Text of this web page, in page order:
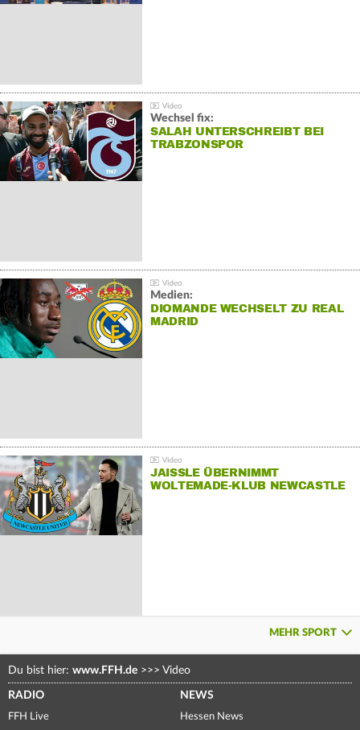
Wechsel fix:
SALAH UNTERSCHREIBT BEI
TRABZONSPOR
Medien:
DIOMANDE WECHSELT ZU REAL
MADRID
JAISSLE ÜBERNIMMT
WOLTEMADE-KLUB NEWCASTLE
MEHR SPORT
Du bist hier: www.FFH.de >>> Video
RADIO
FFH Live
NEWS
Hessen News